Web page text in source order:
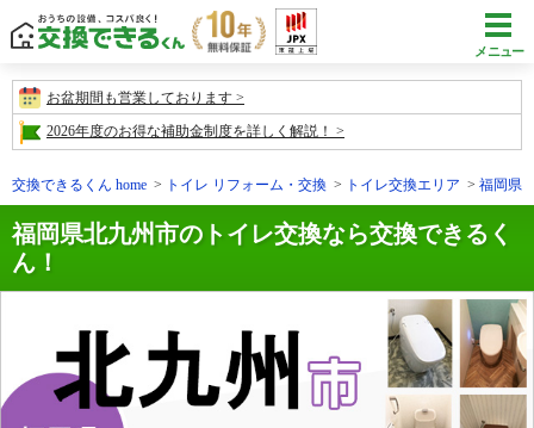
メニュー
お盆期間も営業しております
2026年度のお得な補助金制度を詳しく解説！
交換できるくん home トイレ リフォーム・交換 トイレ交換エリア 福岡県
福岡県北九州市のトイレ交換なら交換できるく
ん！